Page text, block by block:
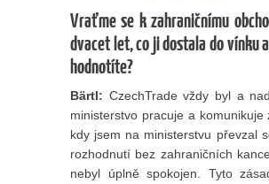
Vraťme se k zahraničnímu
dvacet let, co ji dostala do vínku
hodnotíte?
Bärtl: CzechTrade vždy byl a
ministerstvo pracuje a
kdy jsem na ministerstvu převzal
rozhodnutí bez zahraničních
nebyl úplně spokojen. Tyto